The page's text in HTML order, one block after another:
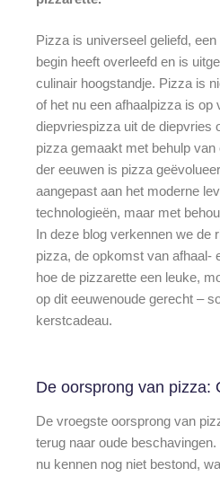
Pizza is universeel geliefd,
begin heeft overleefd en is
culinair hoogstandje. Pizza is
of het nu een afhaalpizza is op
diepvriespizza uit de diepvries
pizza gemaakt met behulp
der eeuwen is pizza
aangepast aan het moderne
technologieën, maar met
In deze blog verkennen we de
pizza, de opkomst van afhaal-
hoe de pizzarette een leuke,
op dit eeuwenoude gerecht –
kerstcadeau.
De oorsprong van pizza:
De vroegste oorsprong van
terug naar oude
nu kennen nog niet bestond,